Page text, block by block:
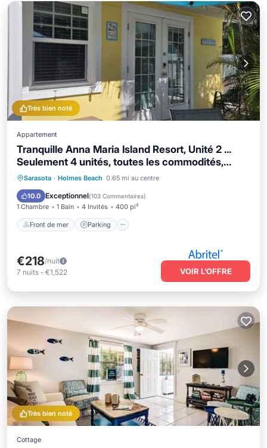
Très bien noté
Appartement
Tranquille Anna Maria Island Resort, Unité 2 ...
Seulement 4 unités, toutes les commodités,
VIDEO
Sarasota · Holmes Beach 0.65 mi au centre
10.0 Exceptionnel(103 Commentaires)
1 Chambre 1 Bain 4 Invités 400 pi²
Front de mer Parking
Front de mer Parking
Vue sur l’océan
€218/nuit
7 nuits - €1,522 VOIR L’OFFRE
Très bien noté
Cottage